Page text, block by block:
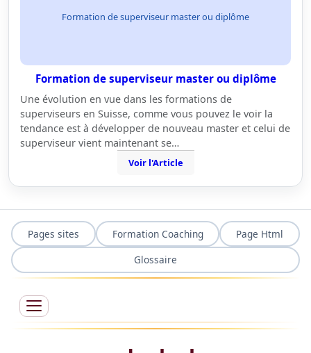
Formation de superviseur master ou diplôme
Formation de superviseur master ou diplôme
Une évolution en vue dans les formations de
superviseurs en Suisse, comme vous pouvez le voir la
tendance est à développer de nouveau master et celui de
superviseur vient maintenant se…
Voir l'Article
Pages sites Formation Coaching
Page Html
Glossaire